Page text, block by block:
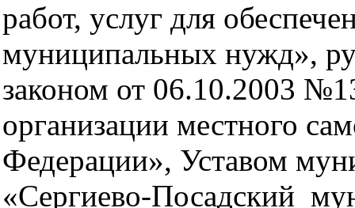
работ, услуг для
муниципальных нужд»,
законом от 06.10.2003
организации местного
Федерации», Уставом
«Сергиево-Посадский